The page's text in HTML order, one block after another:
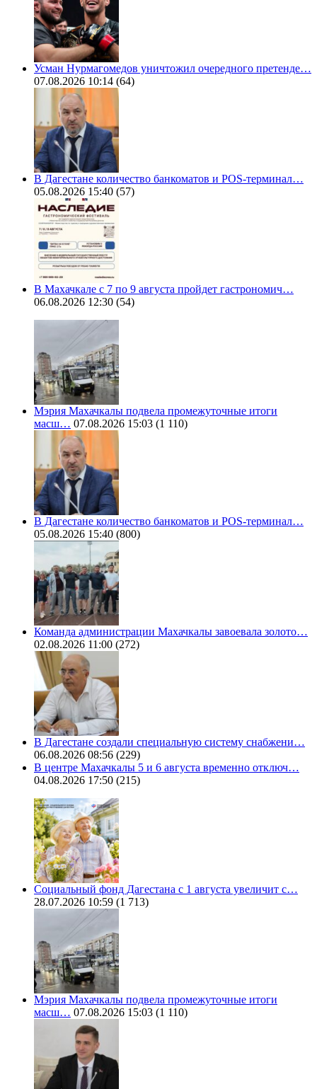
Усман Нурмагомедов уничтожил очередного претенде…
07.08.2026 10:14 (64)
В Дагестане количество банкоматов и POS-терминал…
05.08.2026 15:40 (57)
В Махачкале с 7 по 9 августа пройдет гастрономич…
06.08.2026 12:30 (54)
Мэрия Махачкалы подвела промежуточные итоги
масш… 07.08.2026 15:03 (1 110)
В Дагестане количество банкоматов и POS-терминал…
05.08.2026 15:40 (800)
Команда администрации Махачкалы завоевала золото…
02.08.2026 11:00 (272)
В Дагестане создали специальную систему снабжени…
06.08.2026 08:56 (229)
В центре Махачкалы 5 и 6 августа временно отключ…
04.08.2026 17:50 (215)
Социальный фонд Дагестана с 1 августа увеличит с…
28.07.2026 10:59 (1 713)
Мэрия Махачкалы подвела промежуточные итоги
масш… 07.08.2026 15:03 (1 110)